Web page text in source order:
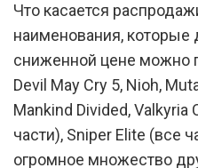
Что касается
наименования, которые
сниженной цене можно
Devil May Cry 5, Nioh,
Mankind Divided, Valkyria
части), Sniper Elite (все
огромное множество